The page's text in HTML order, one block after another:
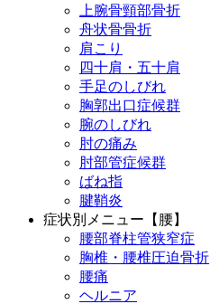
上腕骨頸部骨折
舟状骨骨折
肩こり
四十肩・五十肩
手足のしびれ
胸郭出口症候群
腕のしびれ
肘の痛み
肘部管症候群
ばね指
腱鞘炎
症状別メニュー【腰】
腰部脊柱管狭窄症
胸椎・腰椎圧迫骨折
腰痛
ヘルニア